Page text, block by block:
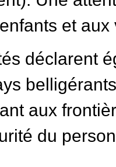
et
déclarent
aux
du